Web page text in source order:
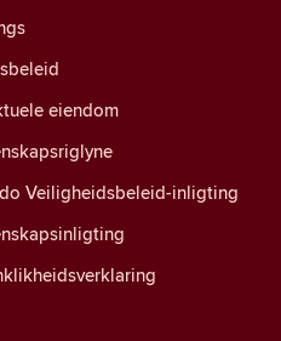
eiendom
Veiligheidsbeleid-inligting